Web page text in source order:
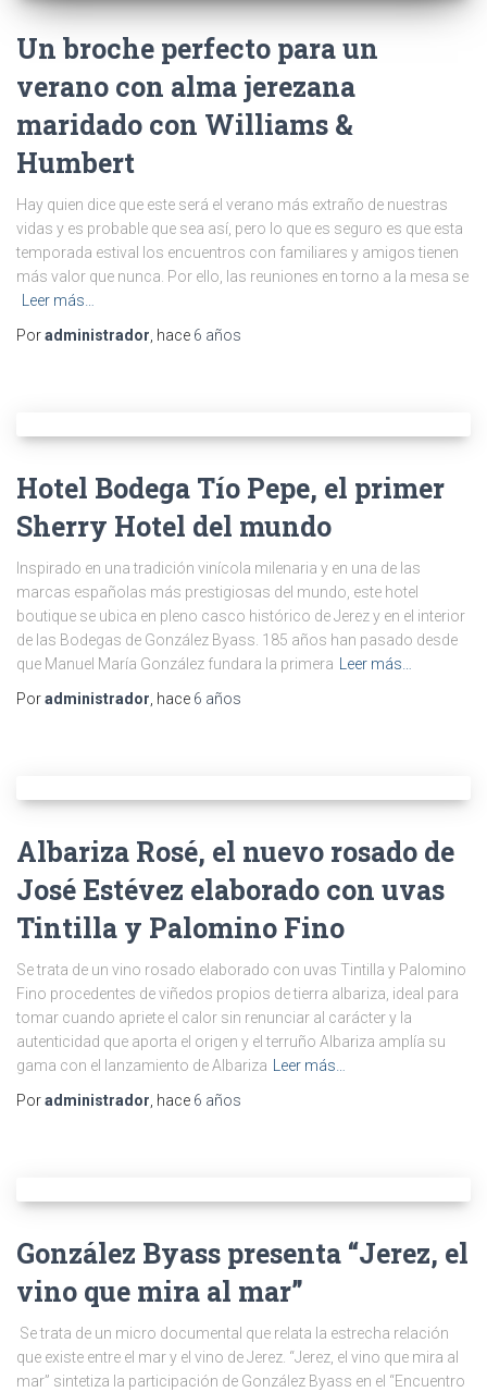
Un broche perfecto para un
verano con alma jerezana
maridado con Williams &
Humbert
Hay quien dice que este será el verano más extraño de nuestras
vidas y es probable que sea así, pero lo que es seguro es que esta
temporada estival los encuentros con familiares y amigos tienen
más valor que nunca. Por ello, las reuniones en torno a la mesa se
Leer más…
Poradministrador, hace 6 años
Hotel Bodega Tío Pepe, el primer
Sherry Hotel del mundo
Inspirado en una tradición vinícola milenaria y en una de las
marcas españolas más prestigiosas del mundo, este hotel
boutique se ubica en pleno casco histórico de Jerez y en el interior
de las Bodegas de González Byass. 185 años han pasado desde
que Manuel María González fundara la primera Leer más…
Poradministrador, hace 6 años
Albariza Rosé, el nuevo rosado de
José Estévez elaborado con uvas
Tintilla y Palomino Fino
Se trata de un vino rosado elaborado con uvas Tintilla y Palomino
Fino procedentes de viñedos propios de tierra albariza, ideal para
tomar cuando apriete el calor sin renunciar al carácter y la
autenticidad que aporta el origen y el terruño Albariza amplía su
gama con el lanzamiento de Albariza Leer más…
Poradministrador, hace 6 años
González Byass presenta “Jerez, el
vino que mira al mar”
Se trata de un micro documental que relata la estrecha relación
que existe entre el mar y el vino de Jerez. “Jerez, el vino que mira al
mar” sintetiza la participación de González Byass en el “Encuentro